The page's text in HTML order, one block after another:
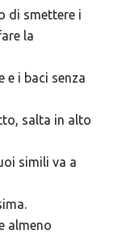
di smettere i
la
e i baci senza
salta in alto
simili va a
almeno